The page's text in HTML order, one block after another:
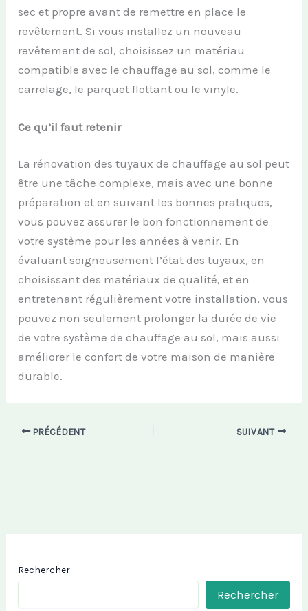
sec et propre avant de remettre en place le
revêtement. Si vous installez un nouveau
revêtement de sol, choisissez un matériau
compatible avec le chauffage au sol, comme le
carrelage, le parquet flottant ou le vinyle.
Ce qu’il faut retenir
La rénovation des tuyaux de chauffage au sol peut
être une tâche complexe, mais avec une bonne
préparation et en suivant les bonnes pratiques,
vous pouvez assurer le bon fonctionnement de
votre système pour les années à venir. En
évaluant soigneusement l’état des tuyaux, en
choisissant des matériaux de qualité, et en
entretenant régulièrement votre installation, vous
pouvez non seulement prolonger la durée de vie
de votre système de chauffage au sol, mais aussi
améliorer le confort de votre maison de manière
durable.
PRÉCÉDENT SUIVANT
Rechercher
Rechercher